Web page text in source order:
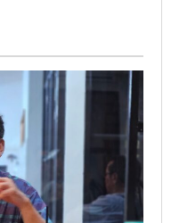
Langkah
Tegas
Atasi
Pelanggaran